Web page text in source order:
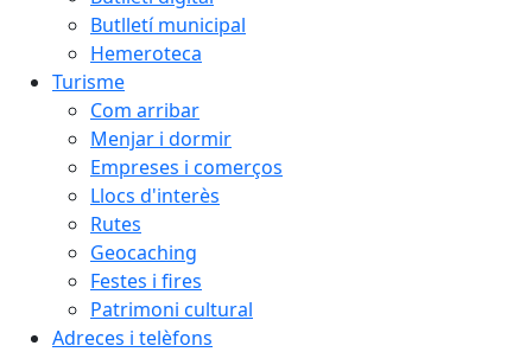
Butlletí municipal
Hemeroteca
Turisme
Com arribar
Menjar i dormir
Empreses i comerços
Llocs d'interès
Rutes
Geocaching
Festes i fires
Patrimoni cultural
Adreces i telèfons